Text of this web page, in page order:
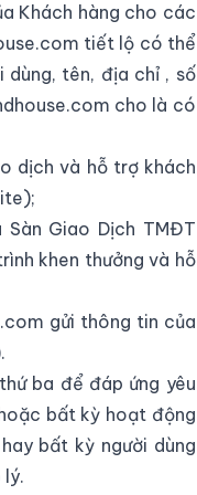
Khách hàng cho các
tiết lộ có thể
dùng, tên, địa chỉ , số
cho là có
dịch và hỗ trợ khách
Giao Dịch TMĐT
khen thưởng và hỗ
gửi thông tin của
ba để đáp ứng yêu
bất kỳ hoạt động
bất kỳ người dùng
lý.